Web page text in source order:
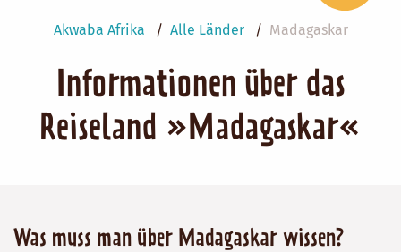
Akwaba Afrika Alle Länder Madagaskar
Informationen über das
Reiseland »Madagaskar«
Was muss man über Madagaskar wissen?